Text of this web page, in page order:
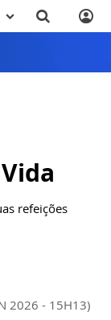
refeições
2026 - 15H13)